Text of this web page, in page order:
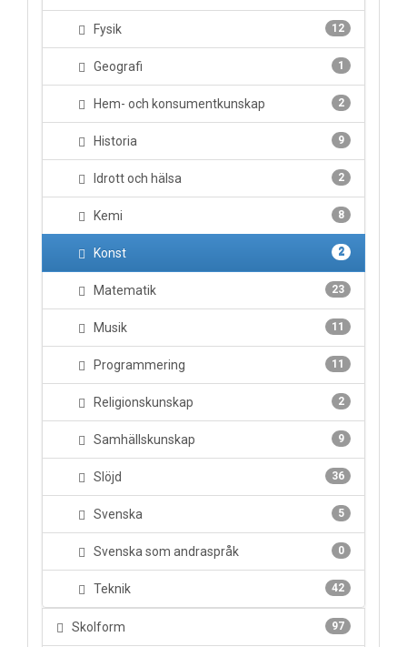
12
Fysik
1
Geografi
2
Hem- och konsumentkunskap
9
Historia
2
Idrott och hälsa
8
Kemi
2
Konst
23
Matematik
11
Musik
11
Programmering
2
Religionskunskap
9
Samhällskunskap
36
Slöjd
5
Svenska
0
Svenska som andraspråk
42
Teknik
97
Skolform